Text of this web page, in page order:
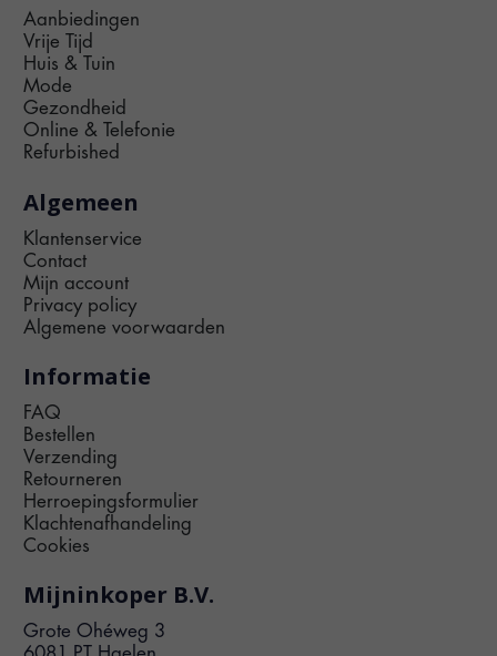
Aanbiedingen
Vrije Tijd
Huis & Tuin
Mode
Gezondheid
Online & Telefonie
Refurbished
Algemeen
Klantenservice
Contact
Mijn account
Privacy policy
Algemene voorwaarden
Informatie
FAQ
Bestellen
Verzending
Retourneren
Herroepingsformulier
Klachtenafhandeling
Cookies
Mijninkoper B.V.
Grote Ohéweg 3